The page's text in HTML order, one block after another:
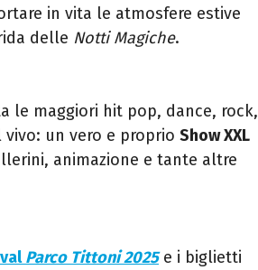
in vita le atmosfere estive
delle Notti Magiche.
le maggiori hit pop, dance, rock,
vivo: un vero e proprio Show XXL
animazione e tante altre
Parco Tittoni 2025e i biglietti